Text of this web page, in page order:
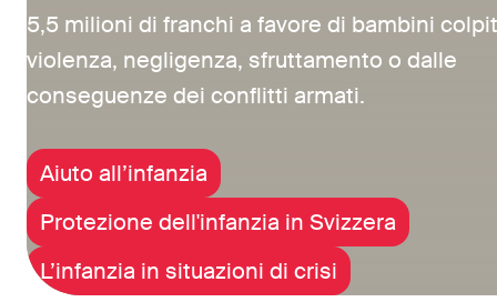
5,5 milioni di franchi a favore di bambini
violenza, negligenza, sfruttamento o dalle
conseguenze dei conflitti armati.
Aiuto all’infanzia
Protezione dell'infanzia in Svizzera
L’infanzia in situazioni di crisi